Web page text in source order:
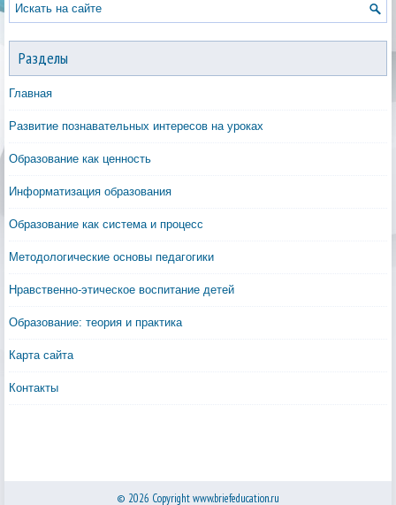
Разделы
Главная
Развитие познавательных интересов на уроках
Образование как ценность
Информатизация образования
Образование как система и процесс
Методологические основы педагогики
Нравственно-этическое воспитание детей
Образование: теория и практика
Карта сайта
Контакты
© 2026 Copyright www.briefeducation.ru